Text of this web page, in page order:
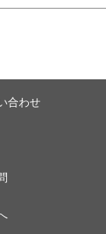
合わせ